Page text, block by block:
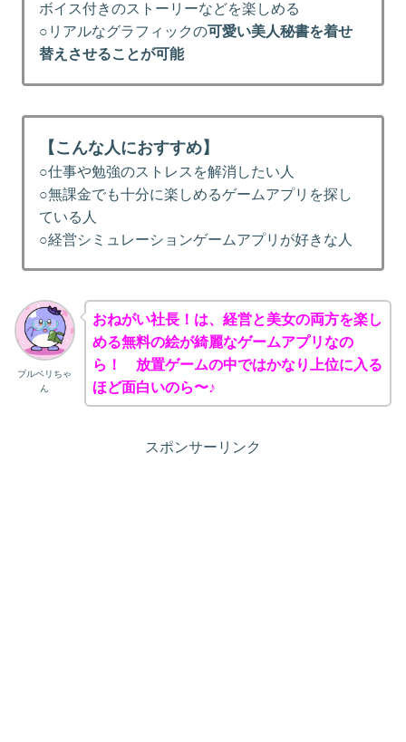
ボイス付きのストーリーなどを楽しめる
○リアルなグラフィックの可愛い美人秘書を着せ
替えさせることが可能
【こんな人におすすめ】
○仕事や勉強のストレスを解消したい人
○無課金でも十分に楽しめるゲームアプリを探し
ている人
○経営シミュレーションゲームアプリが好きな人
ブルベリちゃ
ん
おねがい社長！は、経営と美女の両方を楽し
める無料の絵が綺麗なゲームアプリなの
ら！ 放置ゲームの中ではかなり上位に入る
ほど面白いのら〜♪
スポンサーリンク